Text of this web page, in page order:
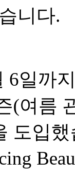
니다.
6일까
(여름
도입